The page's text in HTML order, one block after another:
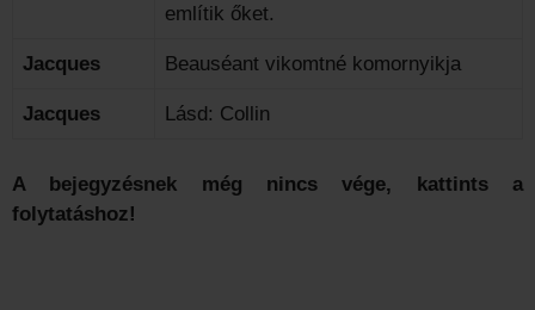
említik őket.
Jacques Beauséant vikomtné komornyikja
Jacques Lásd: Collin
A bejegyzésnek még nincs vége, kattints a
folytatáshoz!